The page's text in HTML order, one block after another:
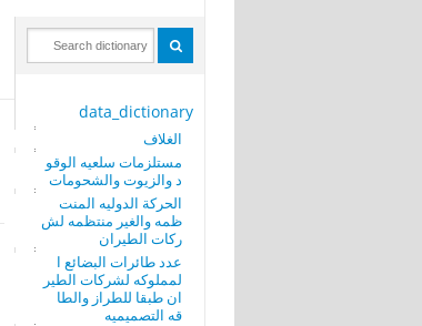
data_dictionary
الغلاف
مستلزمات سلعيه الوقو
د والزيوت والشحومات
الحركة الدوليه المنت
ظمه والغير منتظمه لش
ركات الطيران
عدد طائرات البضائع ا
لمملوكه لشركات الطير
ان طبقا للطراز والطا
قه التصميميه